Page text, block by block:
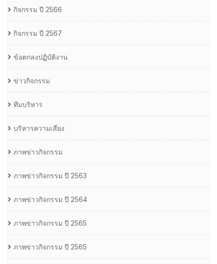
กิจกรรม ปี 2566
กิจกรรม ปี 2567
ข้อตกลงปฏิบัติงาน
ข่าวกิจกรรม
ทีมบริหาร
บริหารความเสี่ยง
ภาพข่าวกิจกรรม
ภาพข่าวกิจกรรม ปี 2563
ภาพข่าวกิจกรรม ปี 2564
ภาพข่าวกิจกรรม ปี 2565
ภาพข่าวกิจกรรม ปี 2565